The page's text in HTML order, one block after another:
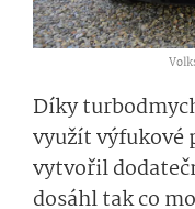
Díky
využít výfukové
vytvořil
dosáhl tak co